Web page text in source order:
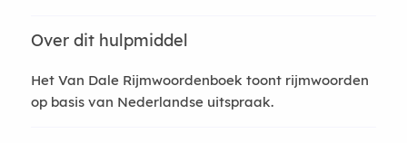
Over dit hulpmiddel
Het Van Dale Rijmwoordenboek toont rijmwoorden
op basis van Nederlandse uitspraak.